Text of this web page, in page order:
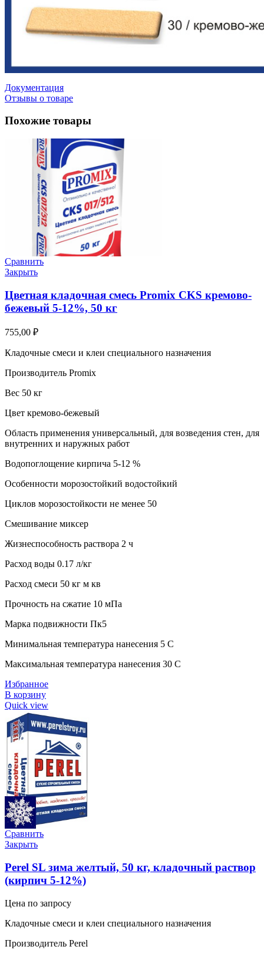
Документация
Отзывы о товаре
Похожие товары
Сравнить
Закрыть
Цветная кладочная смесь Promix CKS кремово-
бежевый 5-12%, 50 кг
755,00 ₽
Кладочные смеси и клеи специального назначения
Производитель Promix
Вес 50 кг
Цвет кремово-бежевый
Область применения универсальный, для возведения стен, для
внутренних и наружных работ
Водопоглощение кирпича 5-12 %
Особенности морозостойкий водостойкий
Циклов морозостойкости не менее 50
Смешивание миксер
Жизнеспособность раствора 2 ч
Расход воды 0.17 л/кг
Расход смеси 50 кг м кв
Прочность на сжатие 10 мПа
Марка подвижности Пк5
Минимальная температура нанесения 5 C
Максимальная температура нанесения 30 C
Избранное
В корзину
Quick view
Сравнить
Закрыть
Perel SL зима желтый, 50 кг, кладочный раствор
(кирпич 5-12%)
Цена по запросу
Кладочные смеси и клеи специального назначения
Производитель Perel